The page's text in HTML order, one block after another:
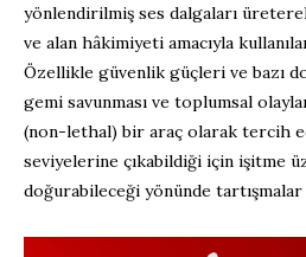
yönlendirilmiş ses dalgaları
ve alan hâkimiyeti amacıyla
Özellikle güvenlik güçleri ve bazı
gemi savunması ve toplumsal
(non-lethal) bir araç olarak tercih
seviyelerine çıkabildiği için işitme
doğurabileceği yönünde tartışmalar